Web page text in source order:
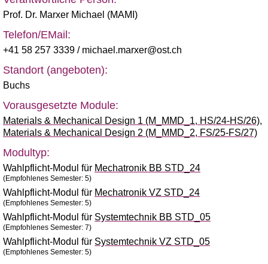
Prof. Dr. Marxer Michael (MAMI)
Telefon/EMail:
+41 58 257 3339 / michael.marxer@ost.ch
Standort (angeboten):
Buchs
Vorausgesetzte Module:
Materials & Mechanical Design 1 (M_MMD_1, HS/24-HS/26),
Materials & Mechanical Design 2 (M_MMD_2, FS/25-FS/27)
Modultyp:
Wahlpflicht-Modul für Mechatronik BB STD_24
(Empfohlenes Semester: 5)
Wahlpflicht-Modul für Mechatronik VZ STD_24
(Empfohlenes Semester: 5)
Wahlpflicht-Modul für Systemtechnik BB STD_05
(Empfohlenes Semester: 7)
Wahlpflicht-Modul für Systemtechnik VZ STD_05
(Empfohlenes Semester: 5)